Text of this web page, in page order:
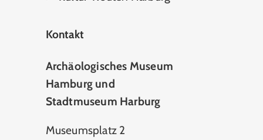
Kontakt
Archäologisches Museum
Hamburg und
Stadtmuseum Harburg
Museumsplatz 2